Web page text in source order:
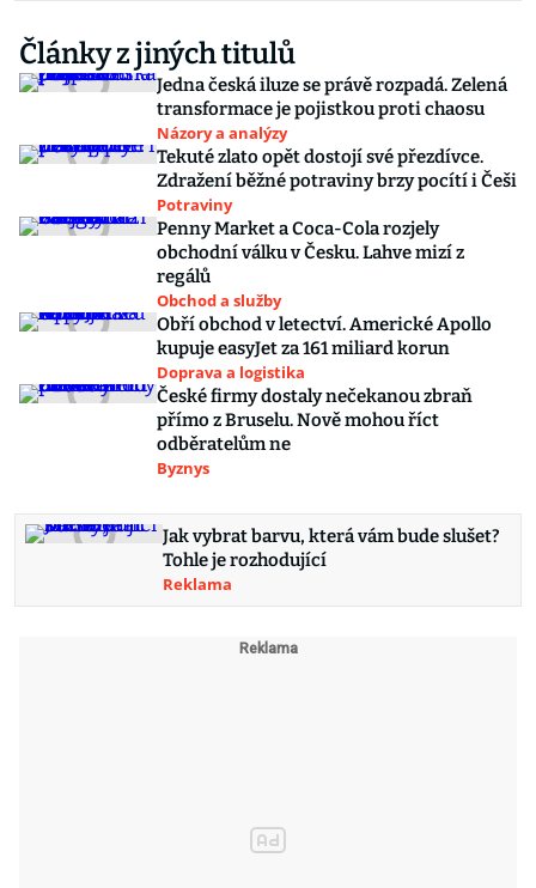
Články z jiných titulů
Jedna česká iluze se právě rozpadá. Zelená
transformace je pojistkou proti chaosu
Názory a analýzy
Tekuté zlato opět dostojí své přezdívce.
Zdražení běžné potraviny brzy pocítí i Češi
Potraviny
Penny Market a Coca-Cola rozjely
obchodní válku v Česku. Lahve mizí z
regálů
Obchod a služby
Obří obchod v letectví. Americké Apollo
kupuje easyJet za 161 miliard korun
Doprava a logistika
České firmy dostaly nečekanou zbraň
přímo z Bruselu. Nově mohou říct
odběratelům ne
Byznys
Jak vybrat barvu, která vám bude slušet?
Tohle je rozhodující
Reklama